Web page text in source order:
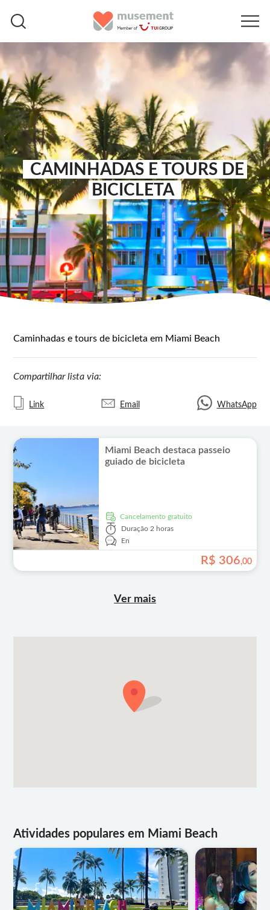
CAMINHADAS E TOURS DE
BICICLETA
Caminhadas e tours de bicicleta em Miami Beach
Compartilhar lista via:
Link Email WhatsApp
Miami Beach destaca passeio
guiado de bicicleta
Cancelamento gratuito
Duração 2 horas
En
R$ 306,00
Ver mais
Atividades populares em Miami Beach